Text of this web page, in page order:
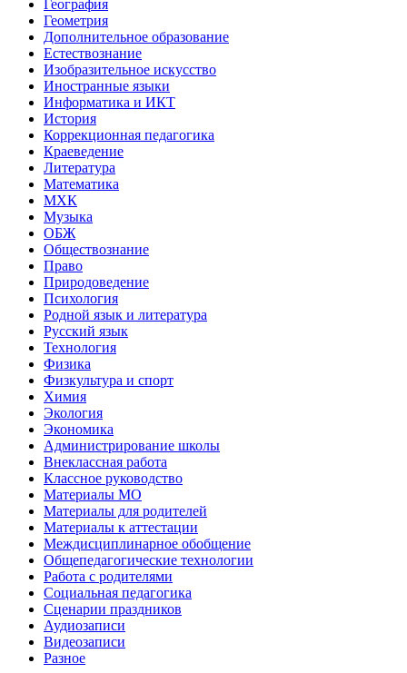
География
Геометрия
Дополнительное образование
Естествознание
Изобразительное искусство
Иностранные языки
Информатика и ИКТ
История
Коррекционная педагогика
Краеведение
Литература
Математика
МХК
Музыка
ОБЖ
Обществознание
Право
Природоведение
Психология
Родной язык и литература
Русский язык
Технология
Физика
Физкультура и спорт
Химия
Экология
Экономика
Администрирование школы
Внеклассная работа
Классное руководство
Материалы МО
Материалы для родителей
Материалы к аттестации
Междисциплинарное обобщение
Общепедагогические технологии
Работа с родителями
Социальная педагогика
Сценарии праздников
Аудиозаписи
Видеозаписи
Разное